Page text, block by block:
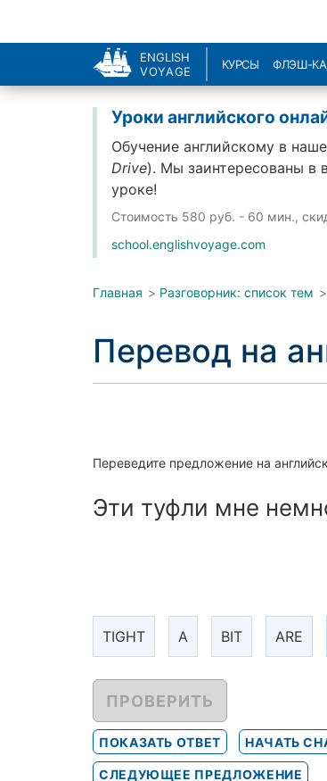
ENGLISH
VOYAGE
КУРСЫ ФЛЭШ-
Уроки английского
Обучение английскому в
Drive). Мы заинтересованы в
уроке!
Стоимость 580 руб. - 60 мин.,
school.englishvoyage.com
Главная > Разговорник: список тем >
Перевод на
Переведите предложение на
Эти туфли мне
TIGHT A BIT ARE
ПРОВЕРИТЬ
ПОКАЗАТЬ ОТВЕТ НАЧАТЬ
СЛЕДУЮЩЕЕ ПРЕДЛОЖЕНИЕ